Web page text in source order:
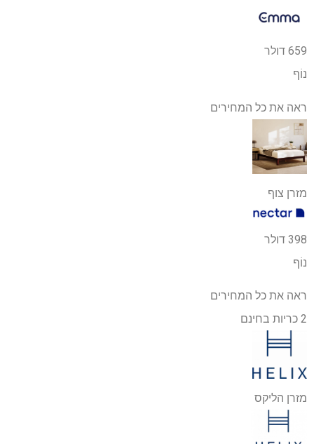
659 דולר
נוֹף
ראה את כל המחירים
מזרן צוף
398 דולר
נוֹף
ראה את כל המחירים
2 כריות בחינם
מזרן הליקס